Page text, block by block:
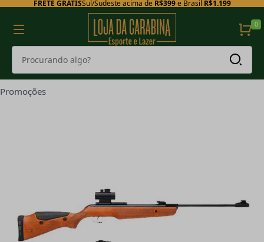
FRETE GRÁTISSul/Sudeste acima de R$399e Brasil R$1.199
0
Promoções